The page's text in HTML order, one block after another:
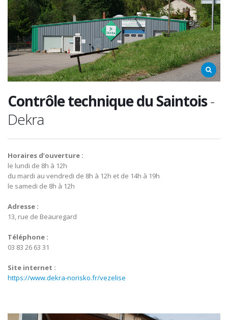
Contrôle technique du Saintois-
Dekra
Horaires d’ouverture :
le lundi de 8h à 12h
du mardi au vendredi de 8h à 12h et de 14h à 19h
le samedi de 8h à 12h
Adresse :
13, rue de Beauregard
Téléphone :
03 83 26 63 31
Site internet :
https://www.dekra-norisko.fr/vezelise